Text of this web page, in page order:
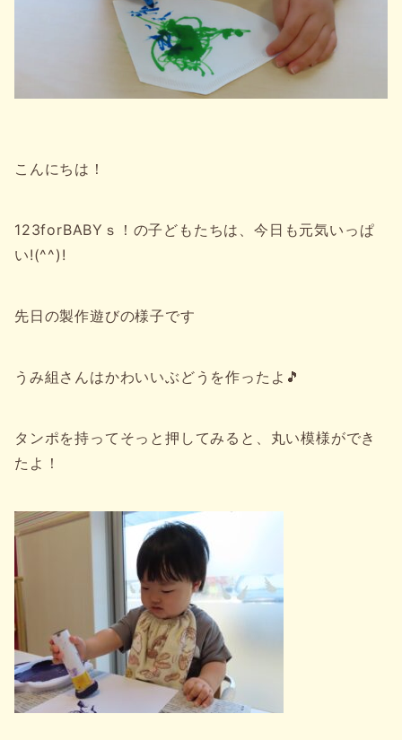
こんにちは！
123forBABYｓ！の子どもたちは、今日も元気いっぱ
い!(^^)!
先日の製作遊びの様子です
うみ組さんはかわいいぶどうを作ったよ🎵
タンポを持ってそっと押してみると、丸い模様ができ
たよ！